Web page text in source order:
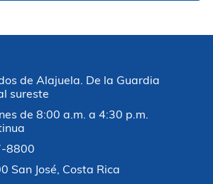
de Alajuela. De la Guardia
sureste
de 8:00 a.m. a 4:30 p.m.
8800
San José, Costa Rica